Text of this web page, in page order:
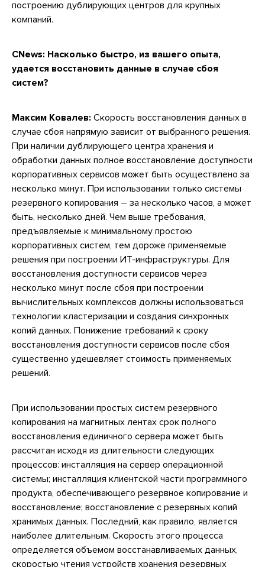
построению дублирующих центров для крупных
компаний.
CNews: Насколько быстро, из вашего опыта,
удается восстановить данные в случае сбоя
систем?
Максим Ковалев: Скорость восстановления данных в
случае сбоя напрямую зависит от выбранного решения.
При наличии дублирующего центра хранения и
обработки данных полное восстановление доступности
корпоративных сервисов может быть осуществлено за
несколько минут. При использовании только системы
резервного копирования – за несколько часов, а может
быть, несколько дней. Чем выше требования,
предъявляемые к минимальному простою
корпоративных систем, тем дороже применяемые
решения при построении ИТ-инфраструктуры. Для
восстановления доступности сервисов через
несколько минут после сбоя при построении
вычислительных комплексов должны использоваться
технологии кластеризации и создания синхронных
копий данных. Понижение требований к сроку
восстановления доступности сервисов после сбоя
существенно удешевляет стоимость применяемых
решений.
При использовании простых систем резервного
копирования на магнитных лентах срок полного
восстановления единичного сервера может быть
рассчитан исходя из длительности следующих
процессов: инсталляция на сервер операционной
системы; инсталляция клиентской части программного
продукта, обеспечивающего резервное копирование и
восстановление; восстановление с резервных копий
хранимых данных. Последний, как правило, является
наиболее длительным. Скорость этого процесса
определяется объемом восстанавливаемых данных,
скоростью чтения устройств хранения резервных